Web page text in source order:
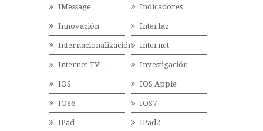
IMessage Indicadores
Innovación Interfaz
Internacionalización Internet
Internet TV Investigación
IOS IOS Apple
IOS6 IOS7
IPad IPad2